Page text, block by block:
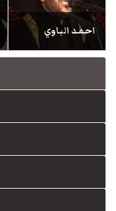
احمد الباوي